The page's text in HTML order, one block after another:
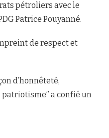
pétroliers avec le
Patrice Pouyanné.
de respect et
d’honnêteté,
a confié un